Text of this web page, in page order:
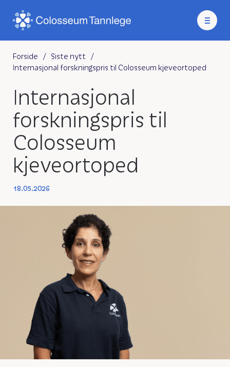
Forside / Siste nytt
/
Internasjonal forskningspris til Colosseum kjeveortoped
Internasjonal
forskningspris til
Colosseum
kjeveortoped
18.05.2026